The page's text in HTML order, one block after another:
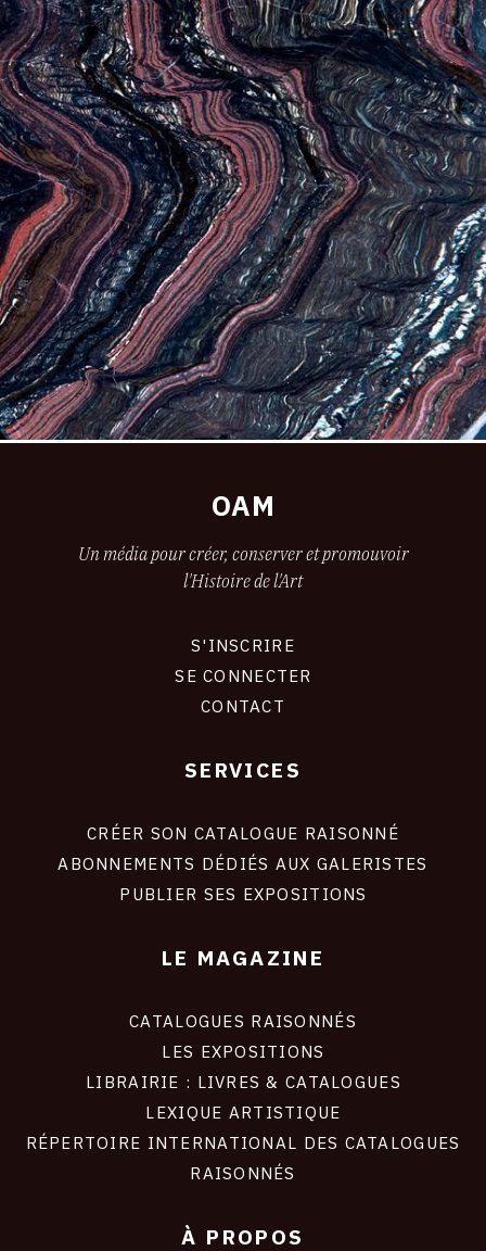
OAM
Un média pour créer, conserver et promouvoir
l'Histoire de l'Art
S'INSCRIRE
SE CONNECTER
CONTACT
SERVICES
CRÉER SON CATALOGUE RAISONNÉ
ABONNEMENTS DÉDIÉS AUX GALERISTES
PUBLIER SES EXPOSITIONS
LE MAGAZINE
CATALOGUES RAISONNÉS
LES EXPOSITIONS
LIBRAIRIE : LIVRES & CATALOGUES
LEXIQUE ARTISTIQUE
RÉPERTOIRE INTERNATIONAL DES CATALOGUES
RAISONNÉS
À PROPOS